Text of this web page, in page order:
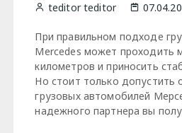
teditor teditor
При правильном подходе
Mercedes может проходить
километров и приносить
Но стоит только допустить
грузовых автомобилей
надежного партнера вы